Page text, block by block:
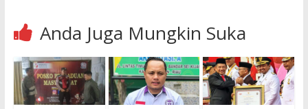
Anda Juga Mungkin Suka